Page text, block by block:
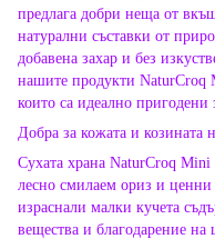
предлага добри неща от
натурални съставки от
добавена захар и без
нашите продукти NaturCroq
които са идеално пригодени
Добра за кожата и козината
Сухата храна NaturCroq Mini
лесно смилаем ориз и
израснали малки кучета
вещества и благодарение на